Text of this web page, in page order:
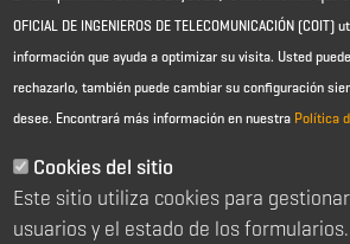
Aviso Legal - Información general
Política de cookies
Política de reembolso
Sitemap
OFICIAL DE INGENIEROS DE TELECOMUNICACIÓN
información que ayuda a optimizar su visita. Usted
rechazarlo, también puede cambiar su configuración
desee. Encontrará más información en nuestra Política
Cookies del sitio
Este sitio utiliza cookies para
usuarios y el estado de los formularios.